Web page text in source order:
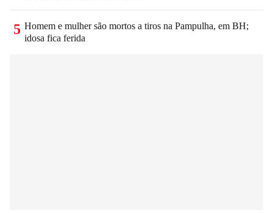
5 Homem e mulher são mortos a tiros na Pampulha, em BH;
idosa fica ferida